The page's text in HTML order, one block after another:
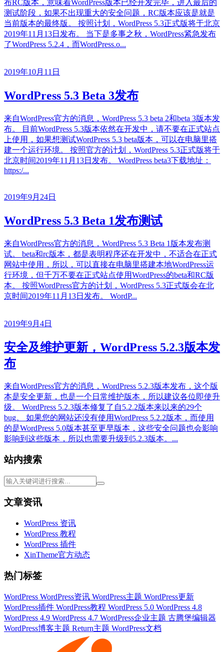
布RC版本，意味着WordPress版本已经开发完毕，进入最后的
测试阶段，如果不出现重大的安全问题，RC版本应该是就是
当前版本的最终版。 按照计划，WordPress 5.3正式版将于北京
2019年11月13日发布。 当下是多事之秋，WordPress紧急发布
了WordPress 5.2.4，而WordPress.o...
2019年10月11日
WordPress 5.3 Beta 3发布
来自WordPress官方的消息，WordPress 5.3 beta 2和beta 3版本发
布。 目前WordPress 5.3版本依然在开发中，请不要在正式站点
上使用，如果想测试WordPress 5.3 beta版本，可以在电脑里搭
建一个运行环境。 按照官方的计划，WordPress 5.3正式版将于
北京时间2019年11月13日发布。 WordPress beta3下载地址：
https:/...
2019年9月24日
WordPress 5.3 Beta 1发布测试
来自WordPress官方的消息，WordPress 5.3 Beta 1版本发布测
试。 beta和rc版本，都是表明程序还在开发中，不适合在正式
网站中使用，所以，可以直接在电脑里搭建本地WordPress运
行环境，但千万不要在正式站点使用WordPress的beta和RC版
本。 按照WordPress官方的计划，WordPress 5.3正式版会在北
京时间2019年11月13日发布。 WordP...
2019年9月4日
安全及维护更新，WordPress 5.2.3版本发
布
来自WordPress官方的消息，WordPress 5.2.3版本发布，这个版
本是安全更新，也是一个日常维护版本，所以建议各位即使升
级。 WordPress 5.2.3版本修复了自5.2.2版本来以来的29个
bug。 如果您的网站还没有使用WordPress 5.2.2版本，而使用
的是WordPress 5.0版本甚至更早版本，这些安全问题也会影响
影响到这些版本，所以也需要升级到5.2.3版本。...
站内搜索
文章资讯
WordPress 资讯
WordPress 教程
WordPress 插件
XinTheme官方动态
热门标签
WordPress WordPress资讯 WordPress主题 WordPress更新
WordPress插件 WordPress教程 WordPress 5.0 WordPress 4.8
WordPress 4.9 WordPress 4.7 WordPress企业主题 古腾堡编辑器
WordPress博客主题 Return主题 WordPress文档